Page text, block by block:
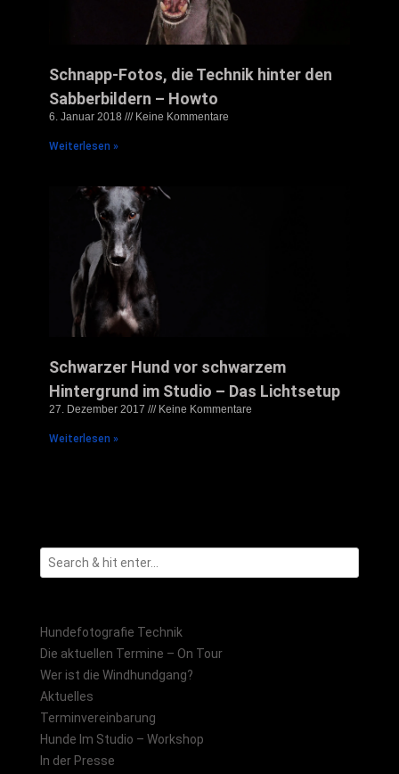
Schnapp-Fotos, die Technik hinter den
Sabberbildern – Howto
6. Januar 2018 Keine Kommentare
Weiterlesen »
Schwarzer Hund vor schwarzem
Hintergrund im Studio – Das Lichtsetup
27. Dezember 2017 Keine Kommentare
Weiterlesen »
Hundefotografie Technik
Die aktuellen Termine – On Tour
Wer ist die Windhundgang?
Aktuelles
Terminvereinbarung
Hunde Im Studio – Workshop
In der Presse